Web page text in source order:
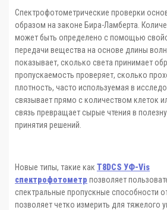
Спектрофотометрические проверки
образом на законе Бира-Ламберта.
может быть определено с помощью
передачи вещества на основе длины
показывает, сколько света принимает
пропускаемость проверяет, сколько
плотность, часто используемая в
связывает прямо с количеством клеток
связь превращает сырые чтения в
принятия решений.
Новые типы, такие как T8DCS УФ-Vis
спектрофотометр позволяет
спектральные пропускные способности
позволяет четко измерить для тяжелого